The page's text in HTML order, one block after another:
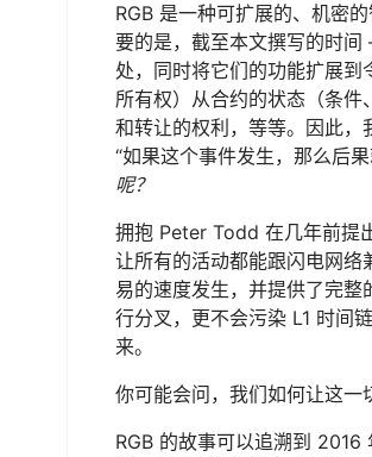
RGB 是一种可扩展的、机密
要的是，截至本文撰写的时
处，同时将它们的功能扩展
所有权）从合约的状态（条
和转让的权利，等等。因此
“如果这个事件发生，那么后
呢？
拥抱 Peter Todd 在几年前提
让所有的活动都能跟闪电网络
易的速度发生，并提供了完
行分叉，更不会污染 L1 时间
来。
你可能会问，我们如何让这一
RGB 的故事可以追溯到